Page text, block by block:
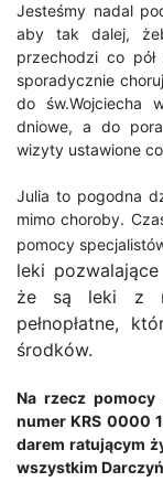
Jesteśmy nadal
aby tak dalej,
przechodzi co
sporadycznie
do św.Wojciecha
dniowe, a do
wizyty ustawione
Julia to pogodna
mimo choroby.
pomocy
leki
że są leki z
pełnopłatne,
środków.
Na rzecz pomocy
numer KRS 0000
darem ratującym
wszystkim